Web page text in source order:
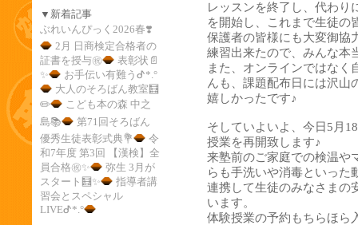
▼新着記事
ぶれいんぴっく2026春❣️
2月 日商検定合格者の
証書を授与㊗️
表彰状📄
✨️
お手伝い有難うᕷ*.°
大人のそろばん教室🧮
✏️
こども本の森 中之
島📚
第71回そろばん
優秀生徒表彰式典💐
令
和7年度 第3回 【漢検】全
員合格㊗️✨
弥生 3月が
スタート🧮✨️
指導者講
習会とスペシャル
LIVEᕷ*.°
レッスンを終了し、代わり
を開始し、これまで生徒の
保護者の皆様にも大変御協
練習出来たので、みんな本
また、オンラインではなく
んも、課題配布日には沢山
嬉しかったです♪
そしていよいよ、今日5月
授業を再開致します♪
来塾前のご家庭での検温や
らも手洗いや消毒といった
連携して生徒のみなさまの
います。
体験授業の予約もちらほら